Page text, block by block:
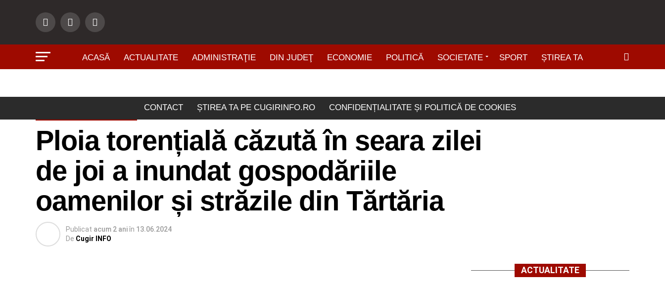
ACASĂ ACTUALITATE ADMINISTRAŢIE DIN JUDEŢ ECONOMIE POLITICĂ SOCIETATE SPORT ȘTIREA TA
CONTACT ȘTIREA TA PE CUGIRINFO.RO CONFIDENȚIALITATE ȘI POLITICĂ DE COOKIES
Ploia torențială căzută în seara zilei
de joi a inundat gospodăriile
oamenilor și străzile din Tărtăria
Publicat acum 2 aniîn 13.06.2024
De Cugir INFO
ACTUALITATE